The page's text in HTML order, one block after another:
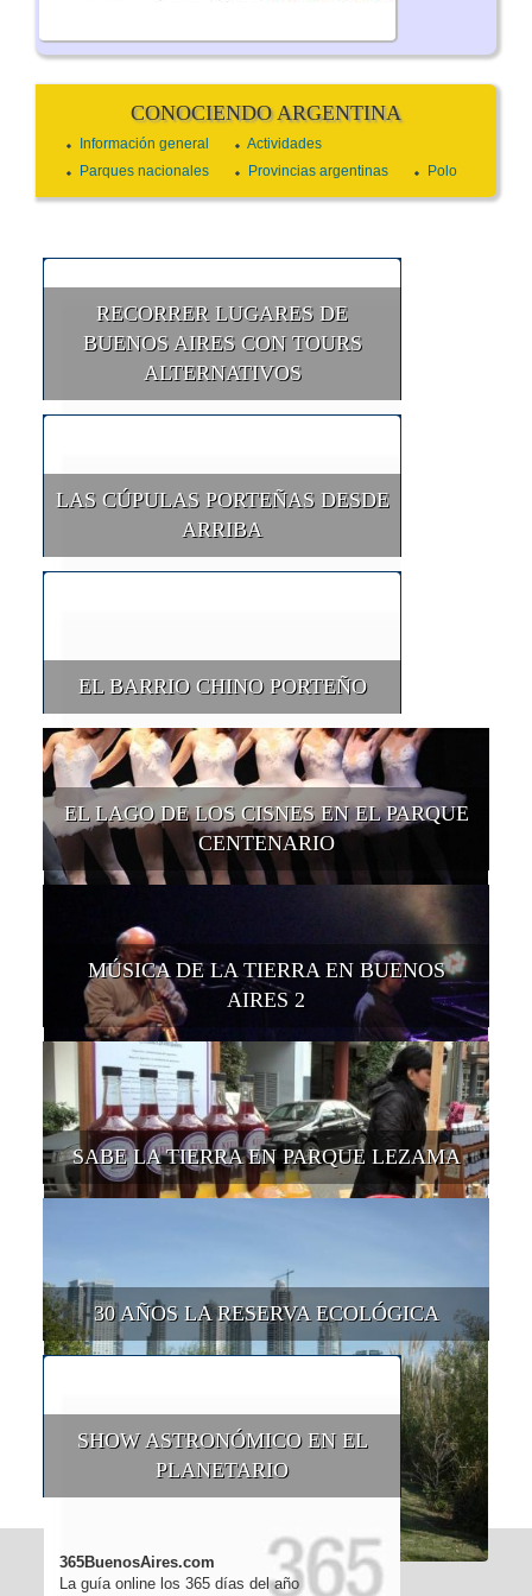
CONOCIENDO ARGENTINA
Información general
Actividades
Parques nacionales
Provincias argentinas Polo
RECORRER LUGARES DE
BUENOS AIRES CON TOURS
ALTERNATIVOS
LAS CÚPULAS PORTEÑAS DESDE
ARRIBA
EL BARRIO CHINO PORTEÑO
EL LAGO DE LOS CISNES EN EL PARQUE
CENTENARIO
MÚSICA DE LA TIERRA EN BUENOS
AIRES 2
SABE LA TIERRA EN PARQUE LEZAMA
30 AÑOS LA RESERVA ECOLÓGICA
SHOW ASTRONÓMICO EN EL
PLANETARIO
365BuenosAires.com
La guía online los 365 días del año